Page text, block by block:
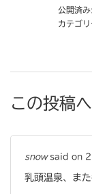
公開済
カテゴリ
この投稿
snowsaid on
乳頭温泉、また